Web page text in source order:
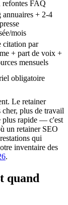
refontes FAQ
annuaires + 2-4
mois
citation par
+ part de voix +
mensuels
obligatoire
Le retainer
plus de travail
plus rapide — c'est
un retainer SEO
qui
inventaire des
.
quand